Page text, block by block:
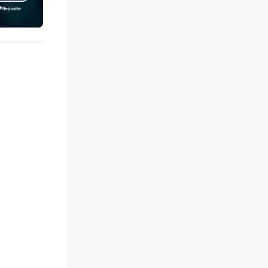
and let us handle the rest.
you're celebrating a
bonding with your
or throwing the kind of